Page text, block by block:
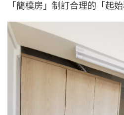
「簡樸房」制訂合理的「起